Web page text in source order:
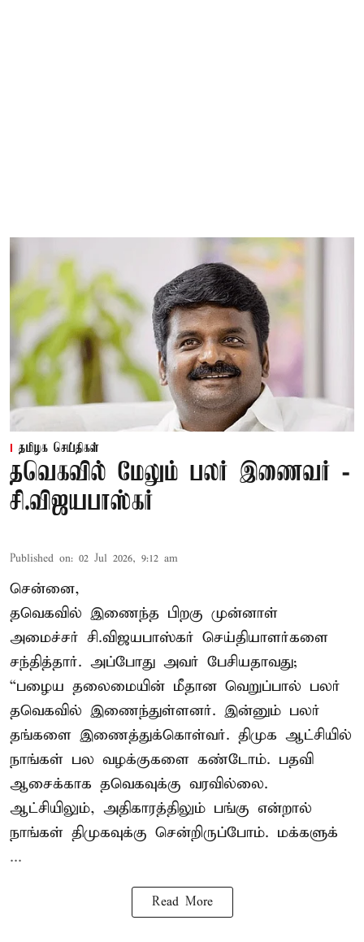
தமிழக செய்திகள்
தவெகவில் மேலும் பலர் இணைவர் -
சி.விஜயபாஸ்கர்
Published on: 02 Jul 2026, 9:12 am
சென்னை,
தவெகவில் இணைந்த பிறகு முன்னாள்
அமைச்சர் சி.விஜயபாஸ்கர் செய்தியாளர்களை
சந்தித்தார். அப்போது அவர் பேசியதாவது;
“பழைய தலைமையின் மீதான வெறுப்பால் பலர்
தவெகவில் இணைந்துள்ளனர். இன்னும் பலர்
தங்களை இணைத்துக்கொள்வர். திமுக ஆட்சியில்
நாங்கள் பல வழக்குகளை கண்டோம். பதவி
ஆசைக்காக தவெகவுக்கு வரவில்லை.
ஆட்சியிலும், அதிகாரத்திலும் பங்கு என்றால்
நாங்கள் திமுகவுக்கு சென்றிருப்போம். மக்களுக்
...
Read More